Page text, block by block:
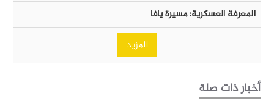
المعرفة العسكرية: مسيرة يافا
المزيد
أخبار ذات صلة